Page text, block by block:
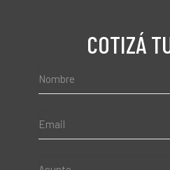
COTIZÁ